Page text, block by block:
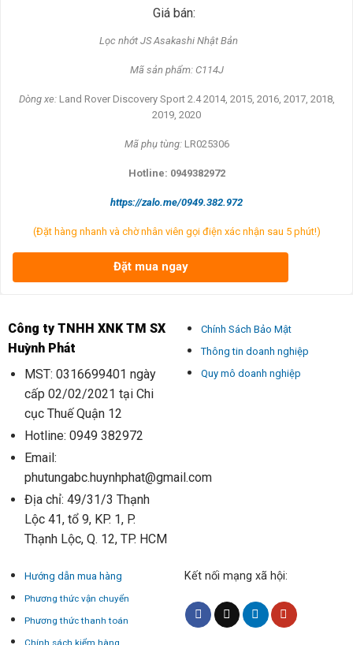
Giá bán:
Lọc nhớt JS AsakashiNhật Bản
Mã sản phẩm: C114J
Dòng xe: Land Rover Discovery Sport 2.4 2014, 2015, 2016, 2017, 2018,
2019, 2020
Mã phụ tùng: LR025306
Hotline: 0949382972
https://zalo.me/0949.382.972
(Đặt hàng nhanh và chờ nhân viên gọi điện xác nhận sau 5 phút!)
Đặt mua ngay
Công ty TNHH XNK TM SX
Huỳnh Phát
MST: 0316699401 ngày
cấp 02/02/2021 tại Chi
cục Thuế Quận 12
Hotline: 0949 382972
Email:
phutungabc.huynhphat@gmail.com
Địa chỉ: 49/31/3 Thạnh
Lộc 41, tổ 9, KP. 1, P.
Thạnh Lộc, Q. 12, TP. HCM
Chính Sách Bảo Mật
Thông tin doanh nghiệp
Quy mô doanh nghiệp
Hướng dẫn mua hàng
Phương thức vận chuyển
Phương thức thanh toán
Kết nối mạng xã hội: